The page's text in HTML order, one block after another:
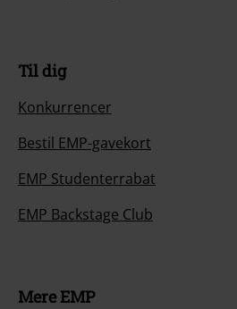
Til dig
Konkurrencer
Bestil EMP-gavekort
EMP Studenterrabat
EMP Backstage Club
Mere EMP